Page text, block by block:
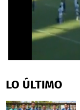
of
37
LO ÚLTIMO